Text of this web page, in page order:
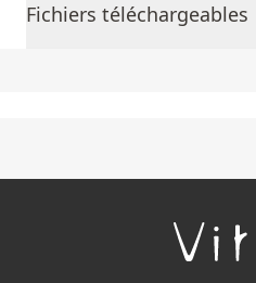
Fichiers téléchargeables